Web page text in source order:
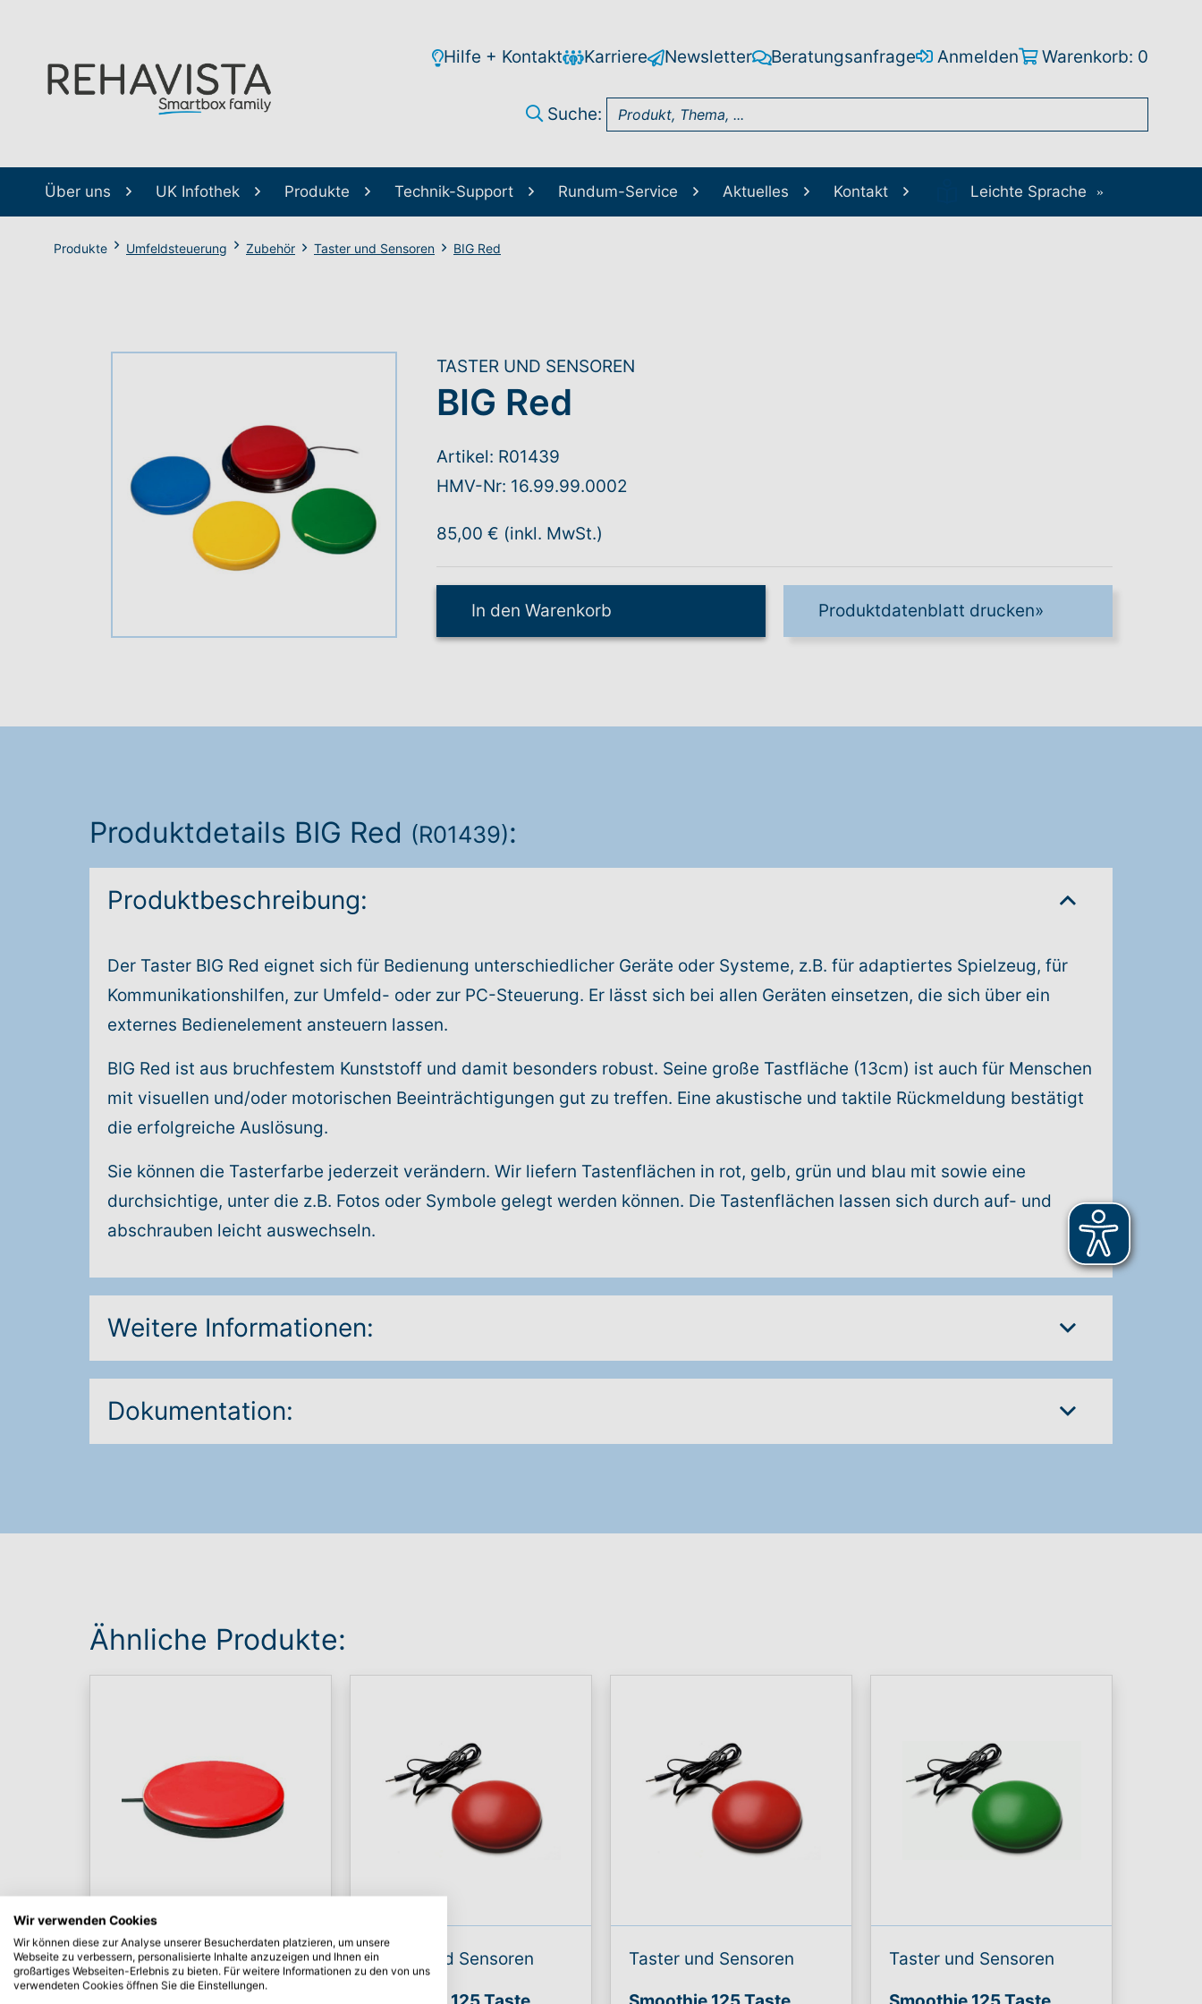
Hilfe + Kontakt Karriere Newsletter Beratungsanfrage Anmelden Warenkorb: 0
Suche:
Über uns UK Infothek Produkte Technik-Support Rundum-Service Aktuelles Kontakt Leichte Sprache
Produkte Umfeldsteuerung Zubehör Taster und Sensoren BIG Red
TASTER UND SENSOREN
BIG Red
Artikel: R01439
HMV-Nr: 16.99.99.0002
85,00 € (inkl. MwSt.)
In den Warenkorb Produktdatenblatt drucken»
Produktdetails BIG Red (R01439):
Produktbeschreibung:
Der Taster BIG Red eignet sich für Bedienung unterschiedlicher Geräte oder Systeme, z.B. für adaptiertes Spielzeug, für
Kommunikationshilfen, zur Umfeld- oder zur PC-Steuerung. Er lässt sich bei allen Geräten einsetzen, die sich über ein
externes Bedienelement ansteuern lassen.
BIG Red ist aus bruchfestem Kunststoff und damit besonders robust. Seine große Tastfläche (13cm) ist auch für Menschen
mit visuellen und/oder motorischen Beeinträchtigungen gut zu treffen. Eine akustische und taktile Rückmeldung bestätigt
die erfolgreiche Auslösung.
Sie können die Tasterfarbe jederzeit verändern. Wir liefern Tastenflächen in rot, gelb, grün und blau mit sowie eine
durchsichtige, unter die z.B. Fotos oder Symbole gelegt werden können. Die Tastenflächen lassen sich durch auf- und
abschrauben leicht auswechseln.
Weitere Informationen:
Dokumentation:
Ähnliche Produkte:
Taster mit
Kabelanschluss
Taster und Sensoren Taster und Sensoren Taster und Sensoren
Wir verwenden Cookies
Wir können diese zur Analyse unserer Besucherdaten platzieren, um unsere
Webseite zu verbessern, personalisierte Inhalte anzuzeigen und Ihnen ein
großartiges Webseiten-Erlebnis zu bieten. Für weitere Informationen zu den von uns
verwendeten Cookies öffnen Sie die Einstellungen.